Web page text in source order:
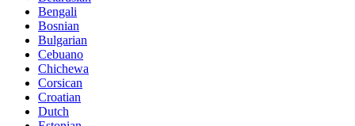
Bengali
Bosnian
Bulgarian
Cebuano
Chichewa
Corsican
Croatian
Dutch